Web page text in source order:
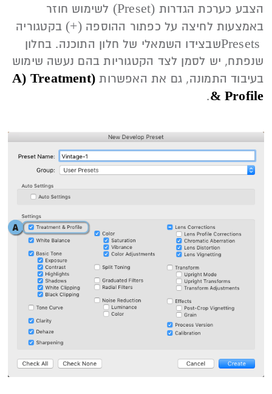
‬הצבע‭ ‬כערכת‭ ‬הגדרות‭
‬‭(‬Preset‭)
‬באמצעות‭ ‬לחיצה‭ ‬על‭ ‬כפתור‭ ‬ההוספה‭
(‬‭+‬‭)
Presets‭
‬בעיבוד‭ ‬התמונה‭,‬ גם‭ ‬את‭ ‬האפשרות
(A‭)‬‭
‬Treatment‭
‬&‭ ‬Profile
.